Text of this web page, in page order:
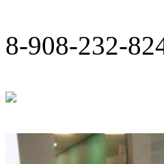
8-908-232-